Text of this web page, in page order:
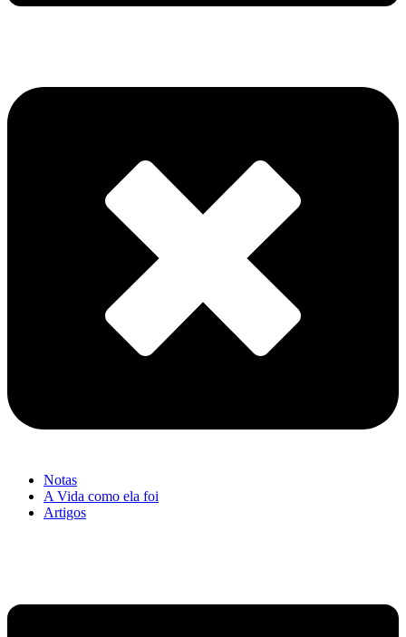
Notas
A Vida como ela foi
Artigos